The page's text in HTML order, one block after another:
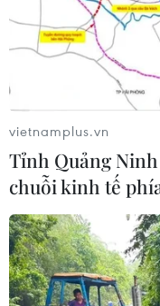
vietnamplus.vn
Tỉnh Quảng
chuỗi kinh tế